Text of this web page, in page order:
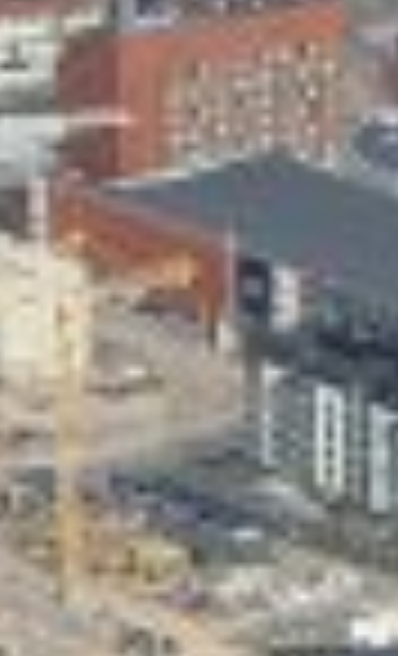
Skeittihalli
Varhaiskasvatus
Ateria- ja välipalamaksut
Mämminiemi
Taideapteekki
Kirjasto
Valon Kaupunki
Lasten Lysti & LystiKylä-festivaali
Ohje
English